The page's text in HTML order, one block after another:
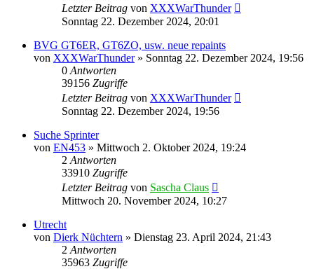
Letzter Beitrag von XXXWarThunder
Sonntag 22. Dezember 2024, 20:01
BVG GT6ER, GT6ZO, usw. neue repaints
von XXXWarThunder» Sonntag 22. Dezember 2024, 19:56
0 Antworten
39156 Zugriffe
Letzter Beitrag von XXXWarThunder
Sonntag 22. Dezember 2024, 19:56
Suche Sprinter
von EN453 » Mittwoch 2. Oktober 2024, 19:24
2 Antworten
33910 Zugriffe
Letzter Beitrag von Sascha Claus
Mittwoch 20. November 2024, 10:27
Utrecht
von Dierk Nüchtern » Dienstag 23. April 2024, 21:43
2 Antworten
35963 Zugriffe